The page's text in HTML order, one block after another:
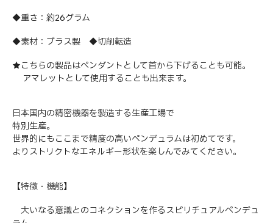
◆重さ：約26グラム
◆素材：ブラス製 ◆切削転造
★こちらの製品はペンダントとして首から下げることも可能。
アマレットとして使用することも出来ます。
日本国内の精密機器を製造する生産工場で
特別生産。
世界的にもここまで精度の高いペンデュラムは初めてです。
よりストリクトなエネルギー形状を楽しんでみてください。
【特徴・機能】
大いなる意識とのコネクションを作るスピリチュアルペンデュ